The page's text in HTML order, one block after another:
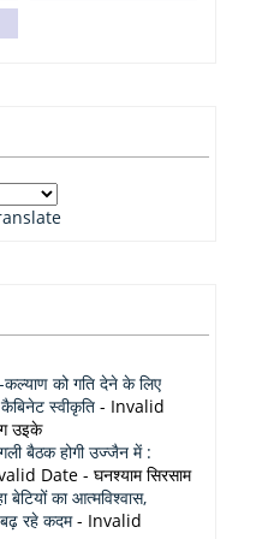
को गति देने के लिए
स्वीकृति - Invalid
उइके
बैठक होगी उज्जैन में :
Date - घनश्याम सिरसाम
का आत्मविश्वास,
रहे कदम- Invalid